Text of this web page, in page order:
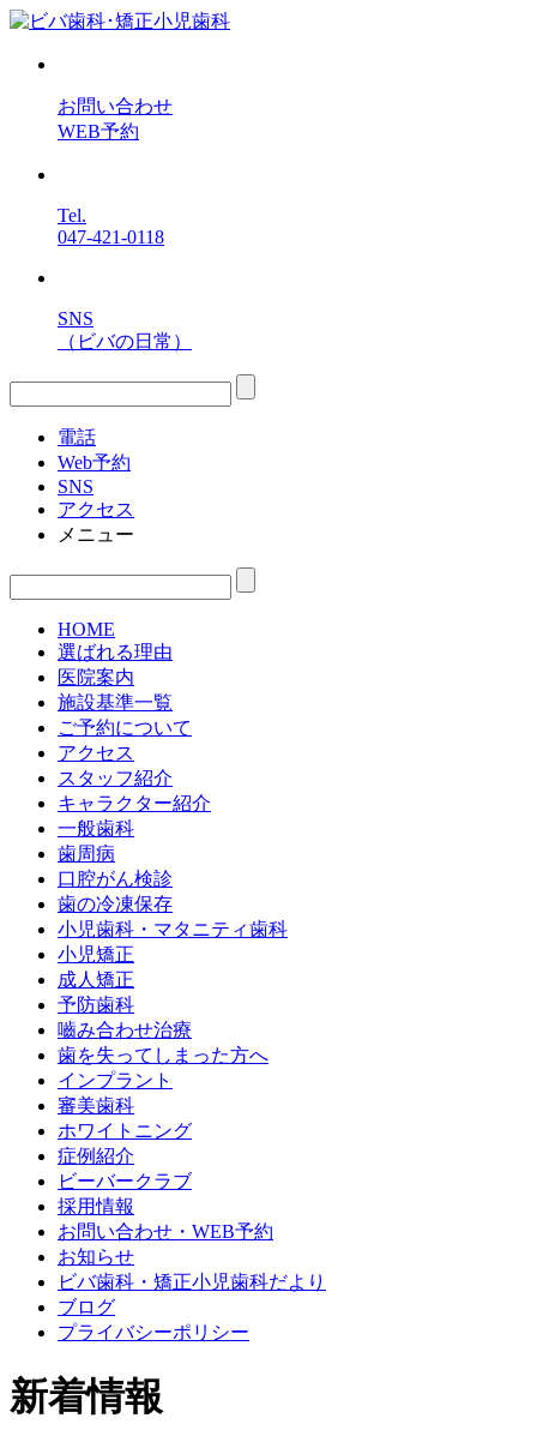
お問い合わせ
WEB予約
Tel.
047-421-0118
SNS
（ビバの日常）
電話
Web予約
SNS
アクセス
メニュー
HOME
選ばれる理由
医院案内
施設基準一覧
ご予約について
アクセス
スタッフ紹介
キャラクター紹介
一般歯科
歯周病
口腔がん検診
歯の冷凍保存
小児歯科・マタニティ歯科
小児矯正
成人矯正
予防歯科
嚙み合わせ治療
歯を失ってしまった方へ
インプラント
審美歯科
ホワイトニング
症例紹介
ビーバークラブ
採用情報
お問い合わせ・WEB予約
お知らせ
ビバ歯科・矯正小児歯科だより
ブログ
プライバシーポリシー
新着情報